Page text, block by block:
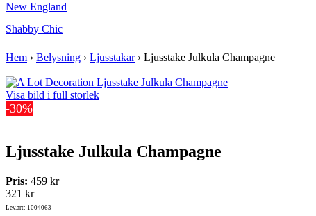
New England
Shabby Chic
Hem › Belysning › Ljusstakar› Ljusstake Julkula Champagne
Visa bild i full storlek
-30%
Ljusstake Julkula Champagne
Pris: 459 kr
321 kr
Lev.art: 1004063